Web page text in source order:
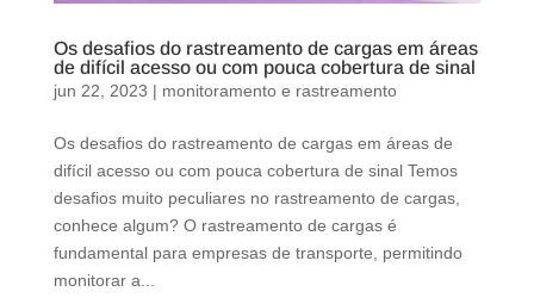
Os desafios do rastreamento de cargas em áreas
de difícil acesso ou com pouca cobertura de sinal
jun 22, 2023 | monitoramento e rastreamento
Os desafios do rastreamento de cargas em áreas de
difícil acesso ou com pouca cobertura de sinal Temos
desafios muito peculiares no rastreamento de cargas,
conhece algum? O rastreamento de cargas é
fundamental para empresas de transporte, permitindo
monitorar a...